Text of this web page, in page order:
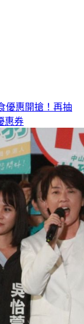
優惠開搶！再抽
惠券